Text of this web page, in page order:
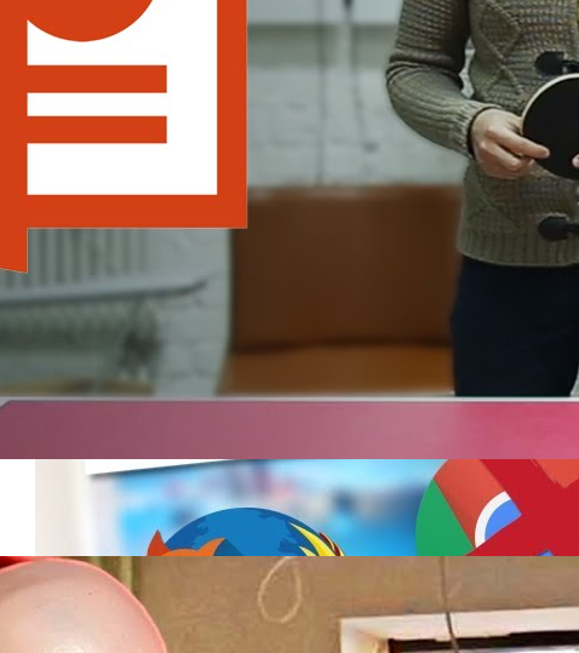
Почему нельзя расширять выход на лоджию? Мастер-
www3208ru